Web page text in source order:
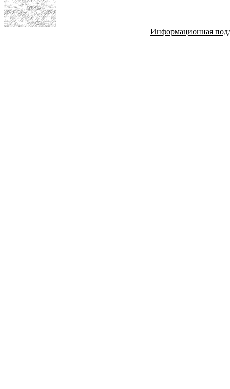
Информационная